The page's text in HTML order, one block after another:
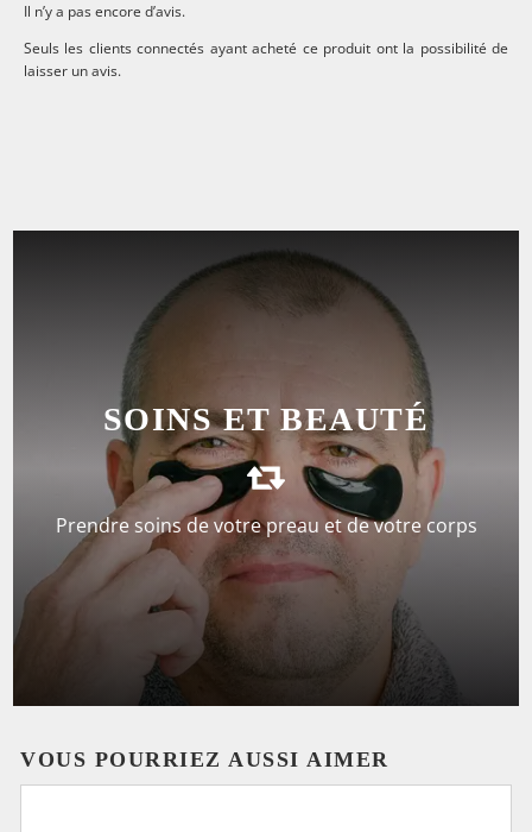
Il n’y a pas encore d’avis.
Seuls les clients connectés ayant acheté ce produit ont la possibilité de
laisser un avis.
SOINS ET BEAUTÉ
Prendre soins de votre preau et de votre corps
DÉCOUVREZ LES SOINS
DE LA PEAU
VOIR LA SÉLECTION
VOUS POURRIEZ AUSSI AIMER